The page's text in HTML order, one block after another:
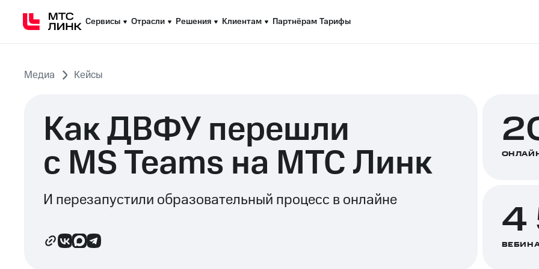
Сервисы Отрасли Решения Клиентам Партнёрам Тарифы
Сервисы Отрасли Решения Клиентам Партнёрам Тарифы
Медиа Кейсы
Как ДВФУ перешли
с MS Teams на МТС Линк
И перезапустили образовательный процесс в онлайне 4